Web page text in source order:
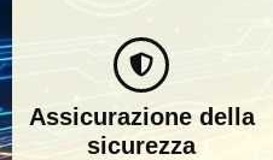
Assicurazione della
sicurezza